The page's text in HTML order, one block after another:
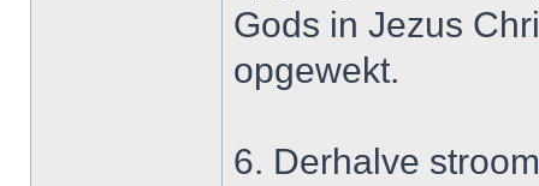
Gods in Jezus
opgewekt.
6. Derhalve